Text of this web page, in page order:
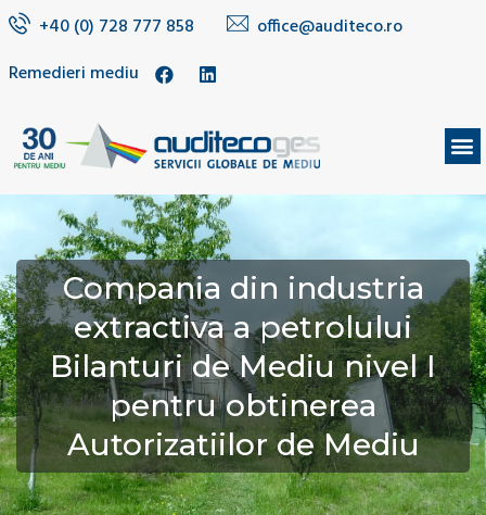
+40 (0) 728 777 858
office@auditeco.ro
Remedieri mediu
Compania din industria
extractiva a petrolului
Bilanturi de Mediu nivel I
pentru obtinerea
Autorizatiilor de Mediu